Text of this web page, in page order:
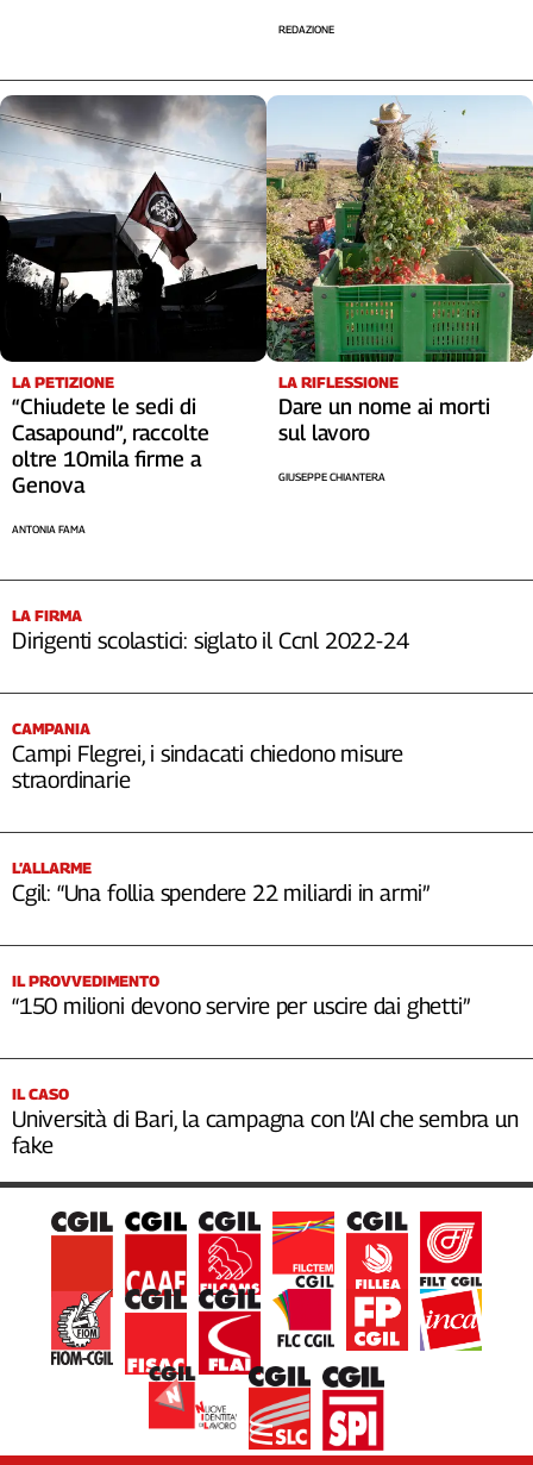
Newsletter
Social
REDAZIONE
LA PETIZIONE
“Chiudete le sedi di
Casapound”, raccolte
oltre 10mila firme a
Genova
ANTONIA FAMA
LA RIFLESSIONE
Dare un nome ai morti
sul lavoro
GIUSEPPE CHIANTERA
LA FIRMA
Dirigenti scolastici: siglato il Ccnl 2022-24
CAMPANIA
Campi Flegrei, i sindacati chiedono misure
straordinarie
L’ALLARME
Cgil: “Una follia spendere 22 miliardi in armi”
IL PROVVEDIMENTO
“150 milioni devono servire per uscire dai ghetti”
IL CASO
Università di Bari, la campagna con l’AI che sembra un
fake